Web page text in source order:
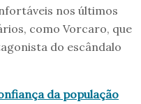
nos últimos
como Vorcaro, que
do escândalo
da população